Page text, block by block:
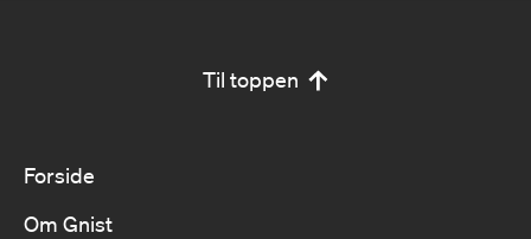
Til toppen
Forside
Om Gnist